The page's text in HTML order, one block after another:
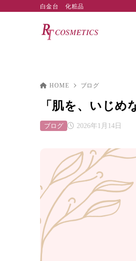
白金台 化粧品
HOME ブログ
「肌を、いじめ
2026年1月14日
ブログ